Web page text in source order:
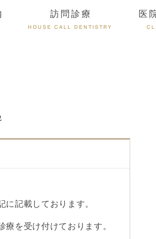
訪問診療
HOUSE CALL DENTISTRY
医
記載しております。
を受け付けております。